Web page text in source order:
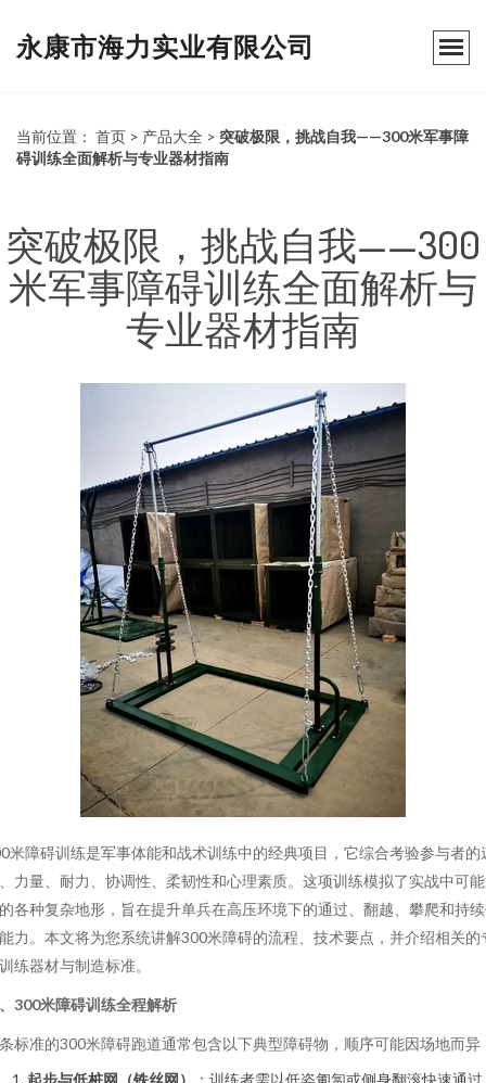
永康市海力实业有限公司
当前位置： 首页 > 产品大全 > 突破极限，挑战自我——300米军事障
碍训练全面解析与专业器材指南
突破极限，挑战自我——300
米军事障碍训练全面解析与
专业器材指南
米障碍训练是军事体能和战术训练中的经典项目，它综合考验参与者的
力量、耐力、协调性、柔韧性和心理素质。这项训练模拟了实战中可
各种复杂地形，旨在提升单兵在高压环境下的通过、翻越、攀爬和持
力。本文将为您系统讲解300米障碍的流程、技术要点，并介绍相关的
练器材与制造标准。
300米障碍训练全程解析
标准的300米障碍跑道通常包含以下典型障碍物，顺序可能因场地而异
起步与低桩网（铁丝网）
：训练者需以低姿匍匐或侧身翻滚快速通